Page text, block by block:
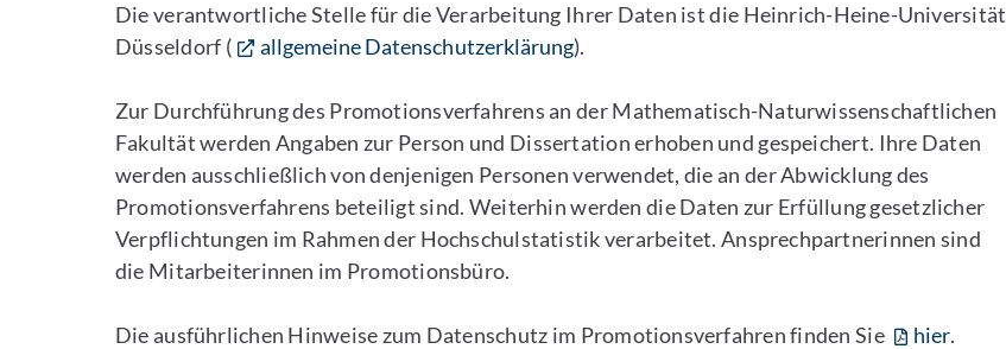
Die verantwortliche Stelle für die Verarbeitung Ihrer Daten ist die Heinrich-Heine-Universität
Düsseldorf (
allgemeine Datenschutzerklärung).
Zur Durchführung des Promotionsverfahrens an der Mathematisch-Naturwissenschaftlichen
Fakultät werden Angaben zur Person und Dissertation erhoben und gespeichert. Ihre Daten
werden ausschließlich von denjenigen Personen verwendet, die an der Abwicklung des
Promotionsverfahrens beteiligt sind. Weiterhin werden die Daten zur Erfüllung gesetzlicher
Verpflichtungen im Rahmen der Hochschulstatistik verarbeitet. Ansprechpartnerinnen sind
die Mitarbeiterinnen im Promotionsbüro.
Die ausführlichen Hinweise zum Datenschutz im Promotionsverfahren finden Sie hier.